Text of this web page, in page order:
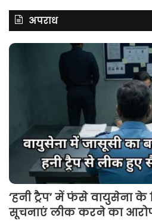
अपराध
‘हनी ट्रैप’ में फंसे वायुसेना के
सूचनाएं लीक करने का